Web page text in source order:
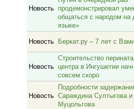
Новость
продемонстрировал
общаться с народом на
языке»
Новость Беркат.ру – 7 лет с
Новость
Строительство
центра в Ингушетии
совсем скоро
Новость
Подробности
Сараждина Султыгова
Муцольгова